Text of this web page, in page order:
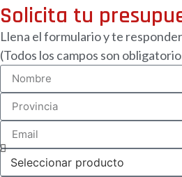
Solicita tu
Llena el formulario y te
(Todos los campos son